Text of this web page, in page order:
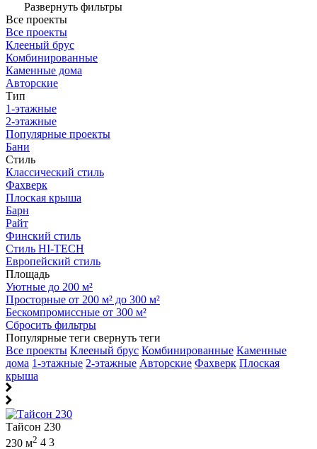
Развернуть фильтры
Все проекты
Все проекты
Клееный брус
Комбинированные
Каменные дома
Авторские
Тип
1-этажные
2-этажные
Популярные проекты
Бани
Стиль
Классический стиль
Фахверк
Плоская крыша
Барн
Райт
Финский стиль
Стиль HI-TECH
Европейский стиль
Площадь
Уютные до 200 м²
Просторные от 200 м² до 300 м²
Бескомпромиссные от 300 м²
Сбросить фильтры
Популярные теги свернуть теги
Все проекты Клееный брус Комбинированные Каменные
дома 1-этажные 2-этажные Авторские Фахверк Плоская
крыша
Тайсон 230
230 м2 4 3